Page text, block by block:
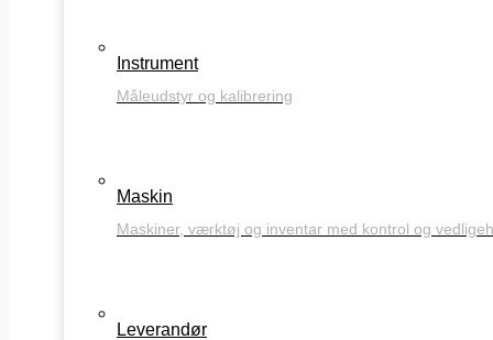
Instrument
Måleudstyr og kalibrering
Maskin
Maskiner, værktøj og inventar med kontrol og
Leverandør